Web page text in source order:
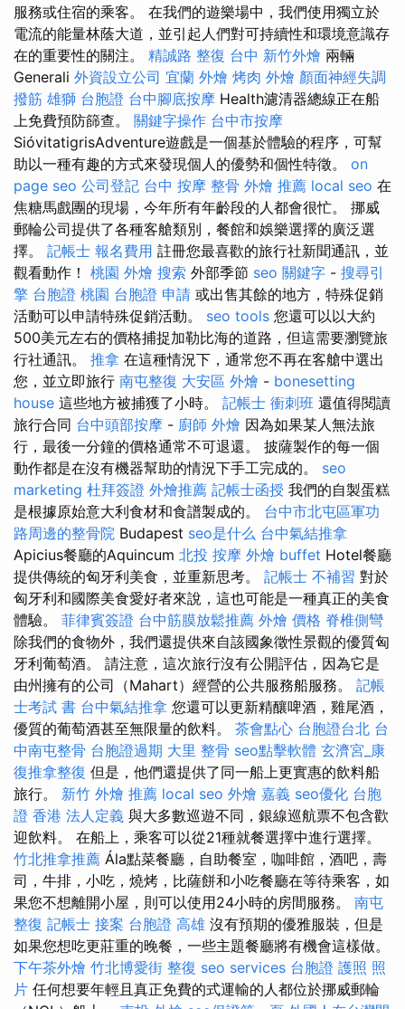
服務或住宿的乘客。 在我們的遊樂場中，我們使用獨立於
電流的能量林蔭大道，並引起人們對可持續性和環境意識存
在的重要性的關注。 精誠路 整復 台中 新竹外燴 兩輛
Generali 外資設立公司 宜蘭 外燴 烤肉 外燴 顏面神經失調
撥筋 雄獅 台胞證 台中腳底按摩 Health濾清器總線正在船
上免費預防篩查。 關鍵字操作 台中市按摩
SióvitatigrisAdventure遊戲是一個基於體驗的程序，可幫
助以一種有趣的方式來發現個人的優勢和個性特徵。 on
page seo 公司登記 台中 按摩 整骨 外燴 推薦 local seo 在
焦糖馬戲團的現場，今年所有年齡段的人都會很忙。 挪威
郵輪公司提供了各種客艙類別，餐館和娛樂選擇的廣泛選
擇。 記帳士 報名費用 註冊您最喜歡的旅行社新聞通訊，並
觀看動作！ 桃園 外燴 搜索 外部季節 seo 關鍵字 - 搜尋引
擎 台胞證 桃園 台胞證 申請 或出售其餘的地方，特殊促銷
活動可以申請特殊促銷活動。 seo tools 您還可以以大約
500美元左右的價格捕捉加勒比海的道路，但這需要瀏覽旅
行社通訊。 推拿 在這種情況下，通常您不再在客艙中選出
您，並立即旅行 南屯整復 大安區 外燴 - bonesetting
house 這些地方被捕獲了小時。 記帳士 衝刺班 還值得閱讀
旅行合同 台中頭部按摩 - 廚師 外燴 因為如果某人無法旅
行，最後一分鐘的價格通常不可退還。 披薩製作的每一個
動作都是在沒有機器幫助的情況下手工完成的。 seo
marketing 杜拜簽證 外燴推薦 記帳士函授 我們的自製蛋糕
是根據原始意大利食材和食譜製成的。 台中市北屯區軍功
路周邊的整骨院 Budapest seo是什么 台中氣結推拿
Apicius餐廳的Aquincum 北投 按摩 外燴 buffet Hotel餐廳
提供傳統的匈牙利美食，並重新思考。 記帳士 不補習 對於
匈牙利和國際美食愛好者來說，這也可能是一種真正的美食
體驗。 菲律賓簽證 台中筋膜放鬆推薦 外燴 價格 脊椎側彎
除我們的食物外，我們還提供來自該國象徵性景觀的優質匈
牙利葡萄酒。 請注意，這次旅行沒有公開評估，因為它是
由州擁有的公司（Mahart）經營的公共服務船服務。 記帳
士考試 書 台中氣結推拿 您還可以更新精釀啤酒，雞尾酒，
優質的葡萄酒甚至無限量的飲料。 茶會點心 台胞證台北 台
中南屯整骨 台胞證過期 大里 整骨 seo點擊軟體 玄濟宮_康
復推拿整復 但是，他們還提供了同一船上更實惠的飲料船
旅行。 新竹 外燴 推薦 local seo 外燴 嘉義 seo優化 台胞
證 香港 法人定義 與大多數巡遊不同，銀線巡航票不包含歡
迎飲料。 在船上，乘客可以從21種就餐選擇中進行選擇。
竹北推拿推薦 Ála點菜餐廳，自助餐室，咖啡館，酒吧，壽
司，牛排，小吃，燒烤，比薩餅和小吃餐廳在等待乘客，如
果您不想離開小屋，則可以使用24小時的房間服務。 南屯
整復 記帳士 接案 台胞證 高雄 沒有預期的優雅服裝，但是
如果您想吃更莊重的晚餐，一些主題餐廳將有機會這樣做。
下午茶外燴 竹北博愛街 整復 seo services 台胞證 護照 照
片 任何想要年輕且真正免費的式運輸的人都位於挪威郵輪